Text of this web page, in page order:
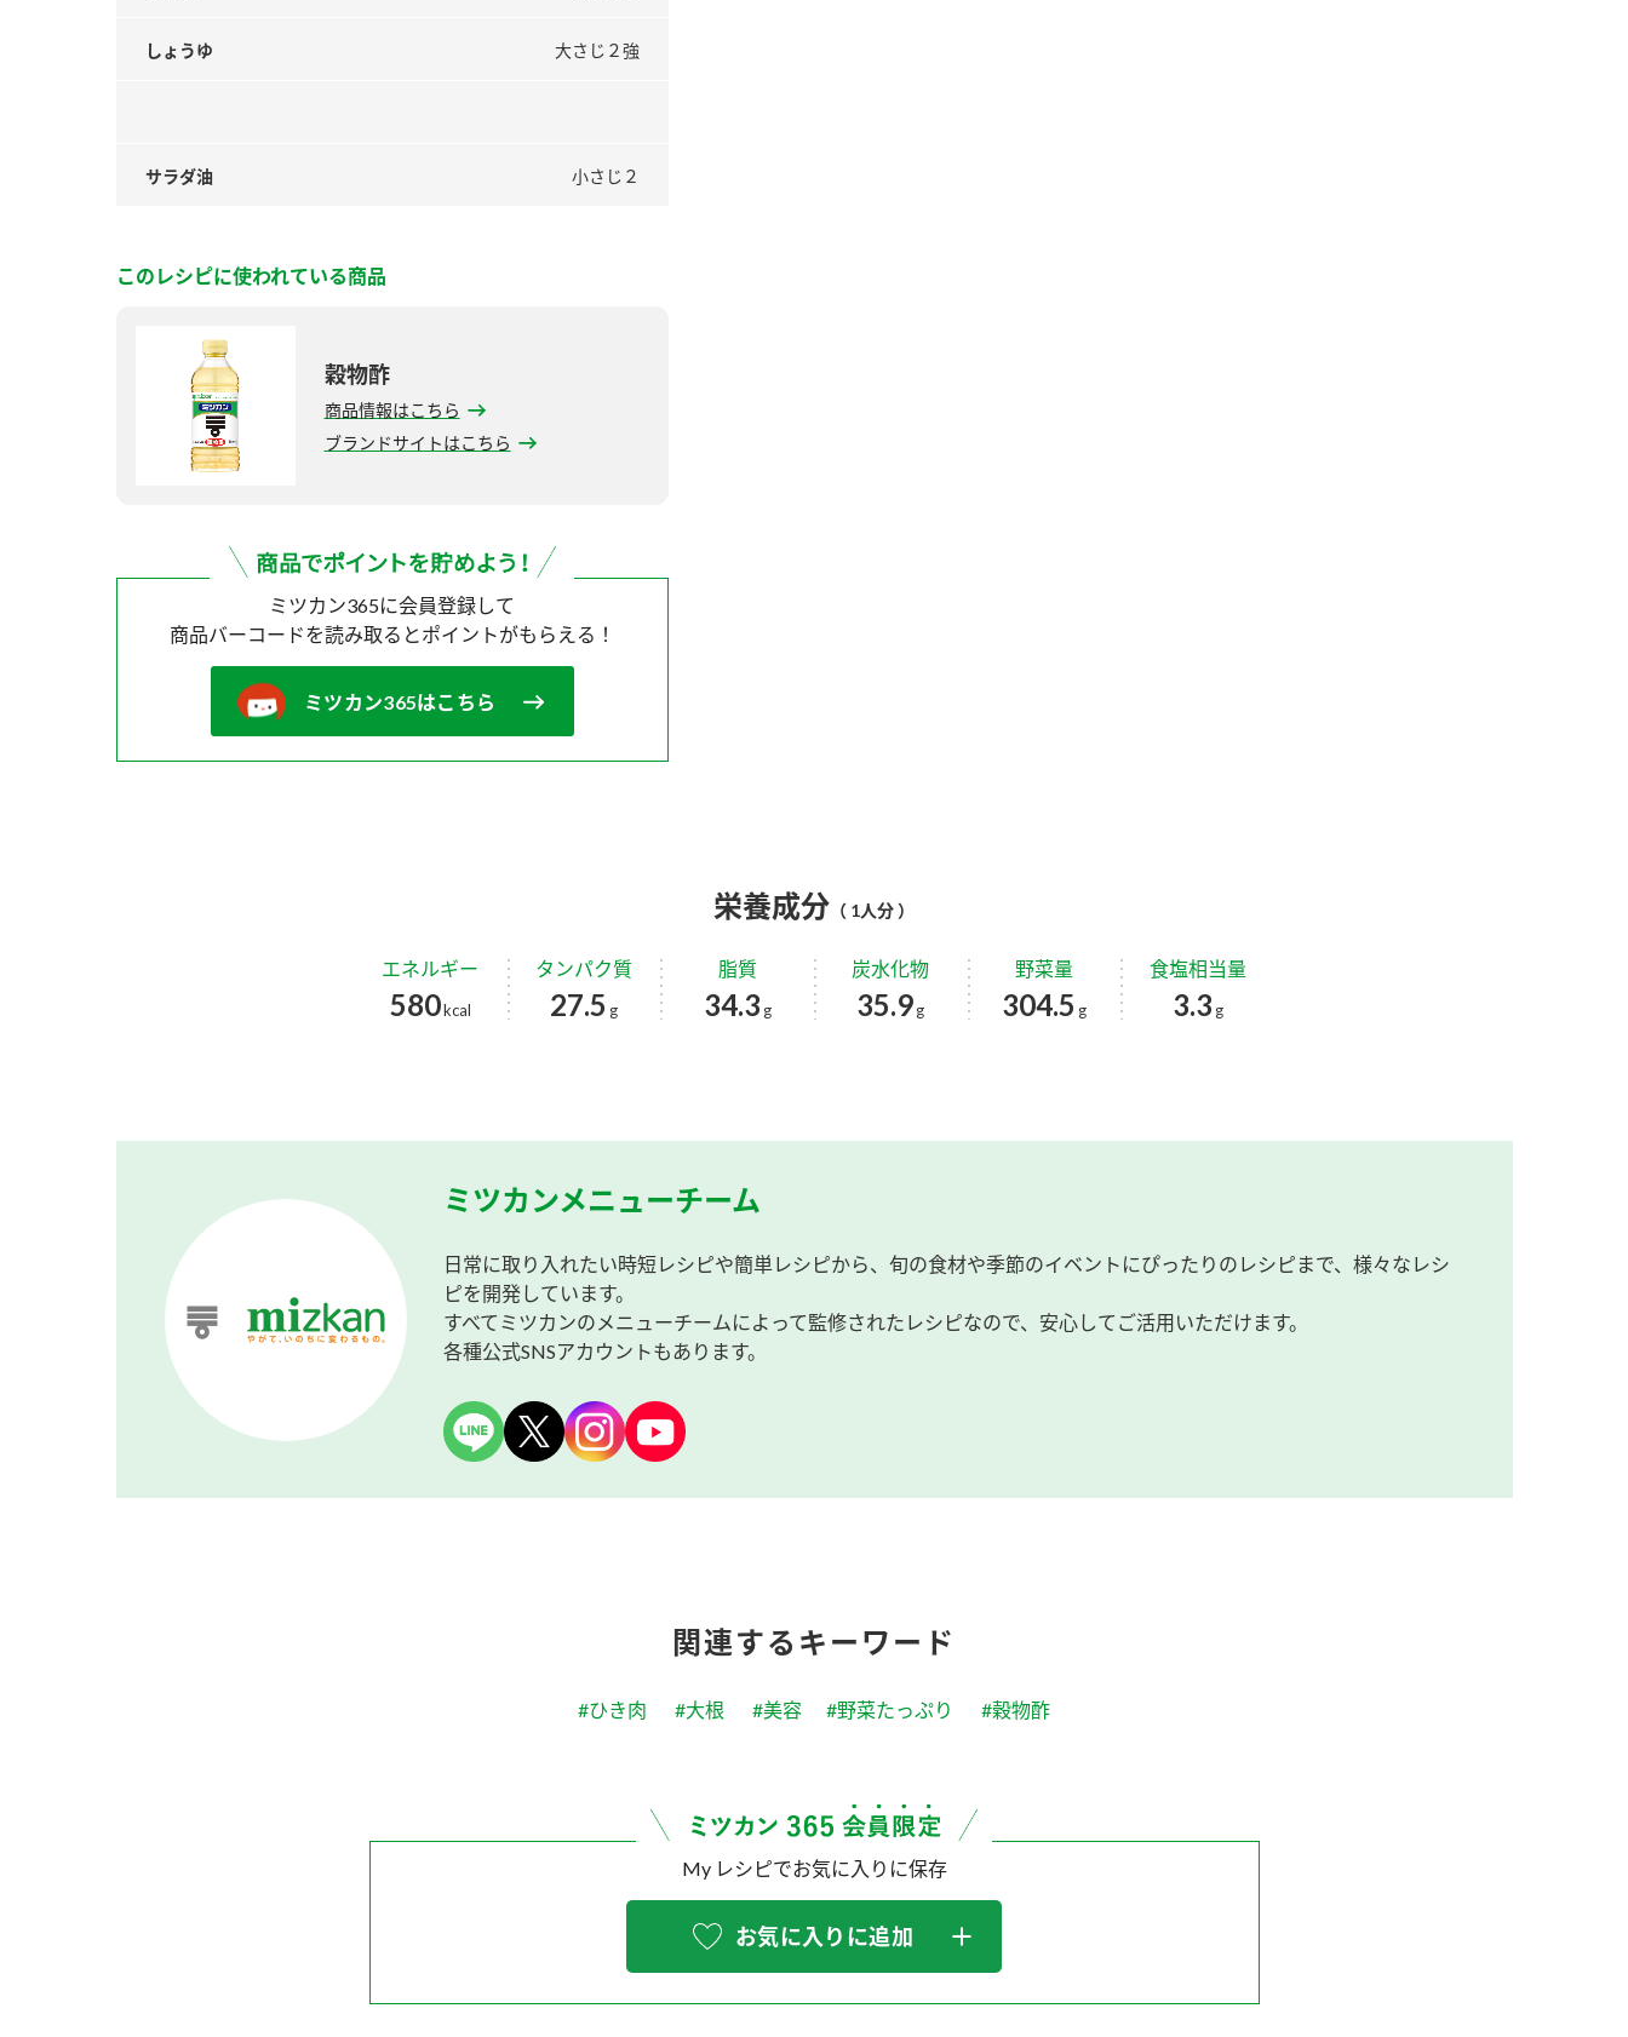
しょうゆ 大さじ２強
サラダ油 小さじ２
このレシピに使われている商品
穀物酢
商品情報はこちら
ブランドサイトはこちら
ミツカン365に会員登録して
商品バーコードを読み取ると ポイントがもらえる！
ミツカン365はこちら
栄養成分 （ 1人分 ）
エネルギー
580kcal
タンパク質
27.5 g
脂質
34.3 g
炭水化物
35.9g
野菜量
304.5 g
食塩相当量
3.3 g
ミツカンメニューチーム
日常に取り入れたい時短レシピや簡単レシピから、旬の食材や季節のイベントにぴったりのレシピまで、様々なレシ
ピを開発しています。
すべてミツカンのメニューチームによって監修されたレシピなので、安心してご活用いただけます。
各種公式SNSアカウントもあります。
関連するキーワード
#ひき肉 #大根 #美容 #野菜たっぷり #穀物酢
My レシピでお気に入りに保存
お気に入りに追加